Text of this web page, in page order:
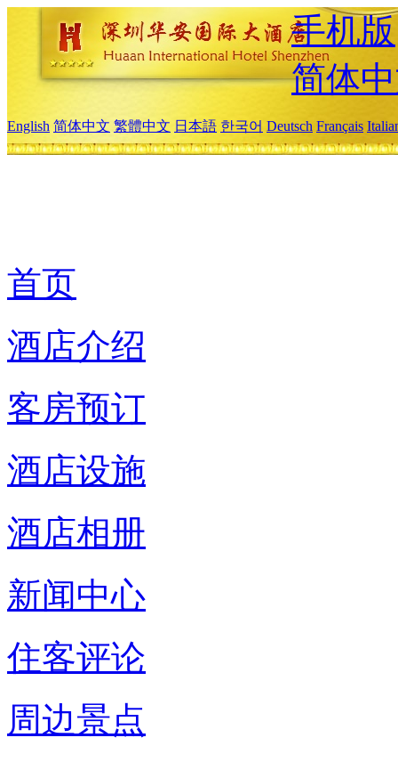
手机版
简体
English 简体中文 繁體中文 日本語 한국어 Deutsch Français
首页
酒店介绍
客房预订
酒店设施
酒店相册
新闻中心
住客评论
周边景点